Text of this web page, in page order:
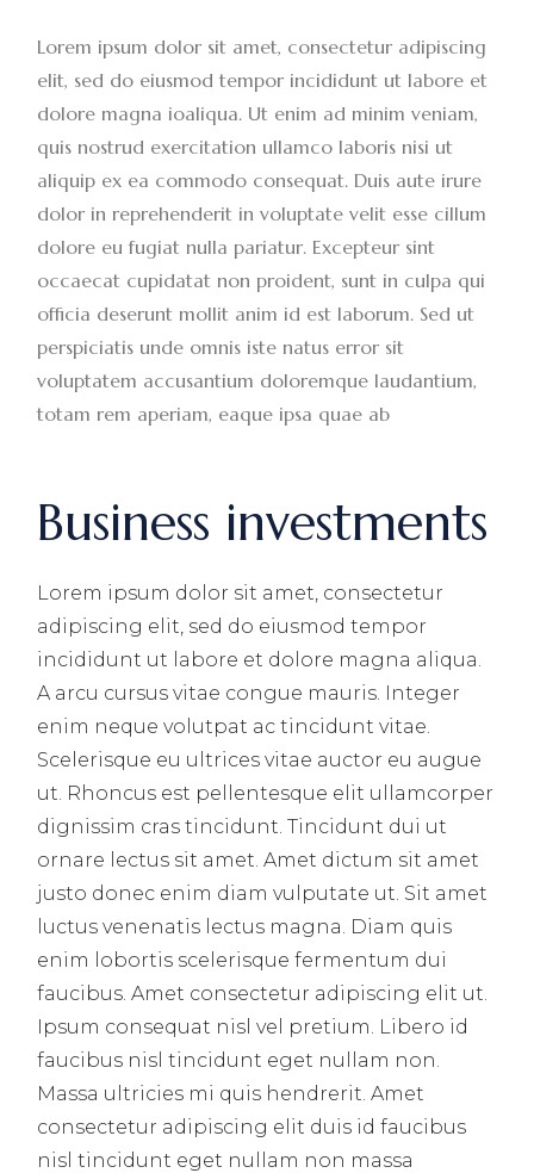
Lorem ipsum dolor sit amet, consectetur adipiscing
elit, sed do eiusmod tempor incididunt ut labore et
dolore magna ioaliqua. Ut enim ad minim veniam,
quis nostrud exercitation ullamco laboris nisi ut
aliquip ex ea commodo consequat. Duis aute irure
dolor in reprehenderit in voluptate velit esse cillum
dolore eu fugiat nulla pariatur. Excepteur sint
occaecat cupidatat non proident, sunt in culpa qui
officia deserunt mollit anim id est laborum. Sed ut
perspiciatis unde omnis iste natus error sit
voluptatem accusantium doloremque laudantium,
totam rem aperiam, eaque ipsa quae ab
Business investments
Lorem ipsum dolor sit amet, consectetur
adipiscing elit, sed do eiusmod tempor
incididunt ut labore et dolore magna aliqua.
A arcu cursus vitae congue mauris. Integer
enim neque volutpat ac tincidunt vitae.
Scelerisque eu ultrices vitae auctor eu augue
ut. Rhoncus est pellentesque elit ullamcorper
dignissim cras tincidunt. Tincidunt dui ut
ornare lectus sit amet. Amet dictum sit amet
justo donec enim diam vulputate ut. Sit amet
luctus venenatis lectus magna. Diam quis
enim lobortis scelerisque fermentum dui
faucibus. Amet consectetur adipiscing elit ut.
Ipsum consequat nisl vel pretium. Libero id
faucibus nisl tincidunt eget nullam non.
Massa ultricies mi quis hendrerit. Amet
consectetur adipiscing elit duis id faucibus
nisl tincidunt eget nullam non massa